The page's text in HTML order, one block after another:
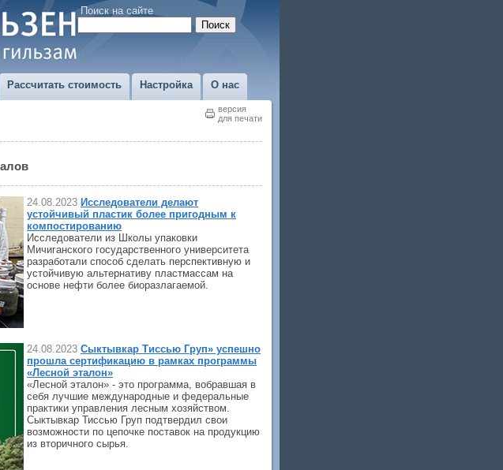
Поиск на сайте
Рассчитать стоимость Настройка О нас
версия
для печати
24.08.2023 Исследователи делают
устойчивый пластик более пригодным к
компостированию
Исследователи из Школы упаковки
Мичиганского государственного университета
разработали способ сделать перспективную и
устойчивую альтернативу пластмассам на
основе нефти более биоразлагаемой.
24.08.2023 Сыктывкар Тиссью Груп» успешно
прошла сертификацию в рамках программы
«Лесной эталон»
«Лесной эталон» - это программа, вобравшая в
себя лучшие международные и федеральные
практики управления лесным хозяйством.
Сыктывкар Тиссью Груп подтвердил свои
возможности по цепочке поставок на продукцию
из вторичного сырья.